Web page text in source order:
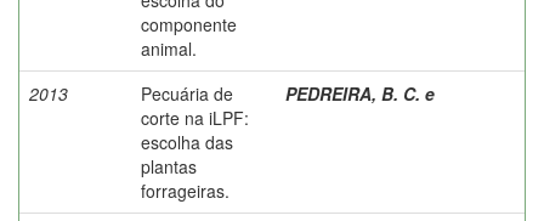
componente
animal.
2013
Pecuária de
corte na iLPF:
escolha das
plantas
forrageiras.
PEDREIRA, B. C. e